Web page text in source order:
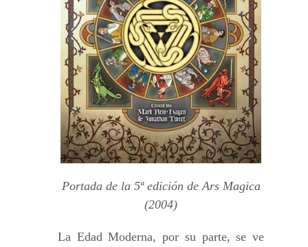
Portada de la 5ª edición de Ars Magica
(2004)
La Edad Moderna, por su parte, se ve